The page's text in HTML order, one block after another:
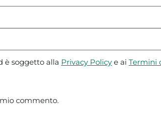
è soggetto alla Privacy Policy e ai Termini
commento.